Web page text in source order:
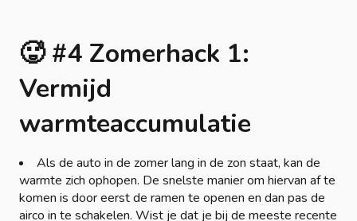
🥵 #4 Zomerhack 1:
Vermijd
warmteaccumulatie
Als de auto in de zomer lang in de zon staat, kan de
warmte zich ophopen. De snelste manier om hiervan af te
komen is door eerst de ramen te openen en dan pas de
airco in te schakelen. Wist je dat je bij de meeste recente